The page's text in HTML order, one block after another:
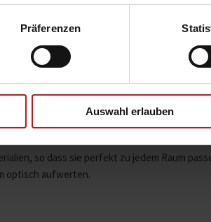
Präferenzen
Auswahl erlauben
ein angenehmes Raumlicht erzeugt wird. So
schaffen.
können je nach Wunsch in verschiedenen
so dass sie perfekt zu jedem Raum
optisch aufwerten.